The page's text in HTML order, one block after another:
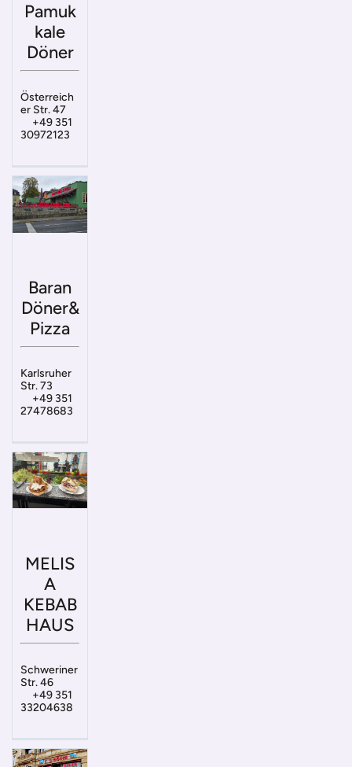
Pamuk
kale
Döner
Österreich
er Str. 47
+49 351
30972123
Baran
Döner&
Pizza
Karlsruher
Str. 73
+49 351
27478683
MELIS
A
KEBAB
HAUS
Schweriner
Str. 46
+49 351
33204638